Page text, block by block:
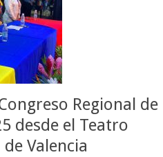
Regional de
desde el Teatro
Valencia